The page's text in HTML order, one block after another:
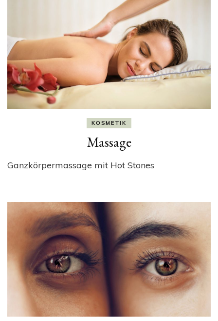
KOSMETIK
Massage
Ganzkörpermassage mit Hot Stones